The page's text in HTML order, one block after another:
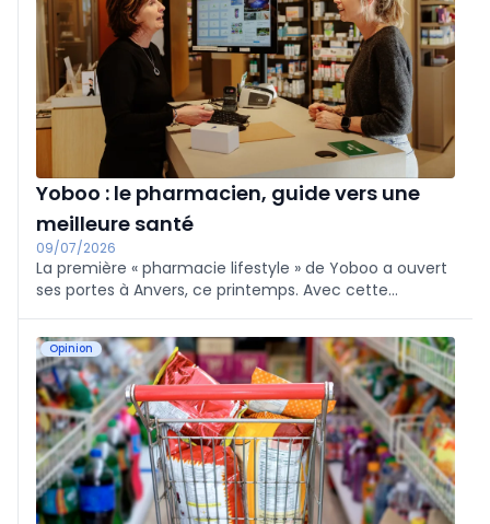
Yoboo : le pharmacien, guide vers une
meilleure santé
09/07/2026
La première « pharmacie lifestyle » de Yoboo a ouvert
ses portes à Anvers, ce printemps. Avec cette
pharmacien un rôle central en matière de prévention
et d’éducation à la santé.
Opinion